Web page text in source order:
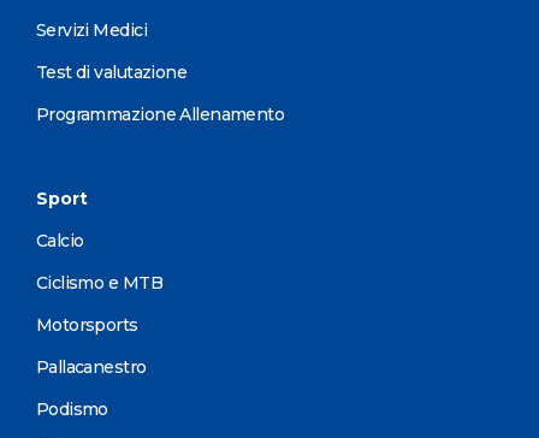
Servizi Medici
Test di valutazione
Programmazione Allenamento
Sport
Calcio
Ciclismo e MTB
Motorsports
Pallacanestro
Podismo